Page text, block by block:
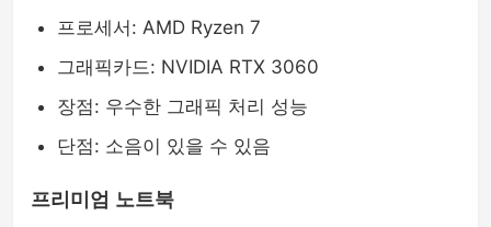
프로세서: AMD Ryzen 7
그래픽카드: NVIDIA RTX 3060
장점: 우수한 그래픽 처리 성능
단점: 소음이 있을 수 있음
프리미엄 노트북